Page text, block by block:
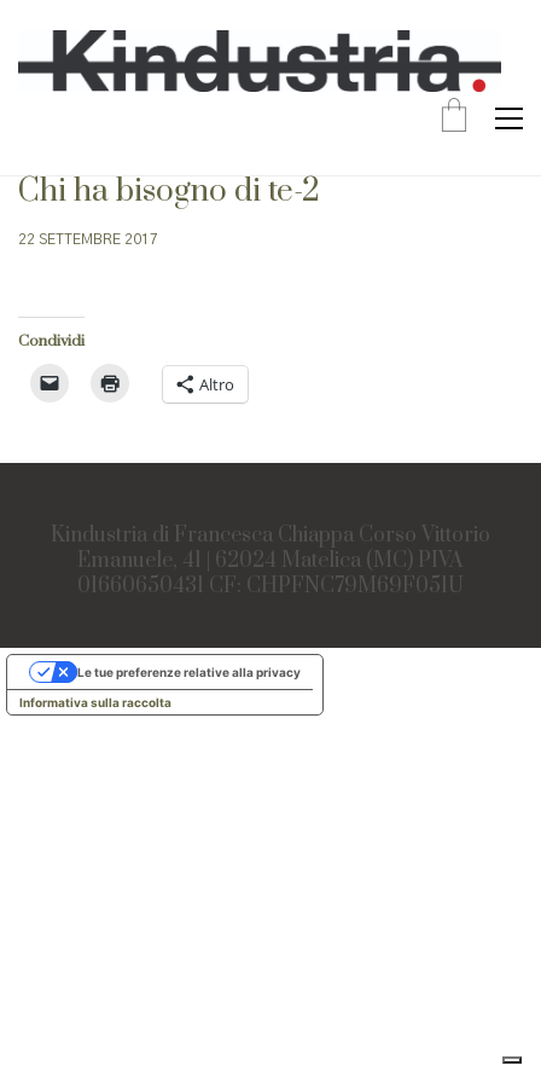
Chi ha bisogno di te-2
22 SETTEMBRE 2017
Condividi
Altro
Kindustria di Francesca Chiappa Corso Vittorio
Emanuele, 41 | 62024 Matelica (MC) PIVA
01660650431 CF: CHPFNC79M69F051U
Informativa sulla raccolta
Le tue preferenze relative alla privacy